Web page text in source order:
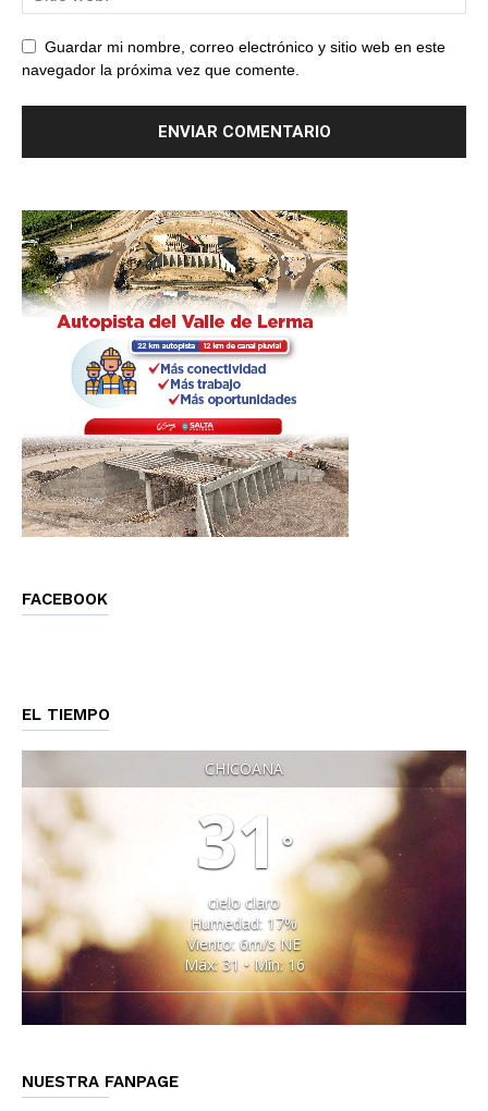
Guardar mi nombre, correo electrónico y sitio web en este
navegador la próxima vez que comente.
FACEBOOK
EL TIEMPO
CHICOANA
31 °
cielo claro
Humedad: 17%
Viento: 6m/s NE
Máx: 31 • Mín: 16
NUESTRA FANPAGE